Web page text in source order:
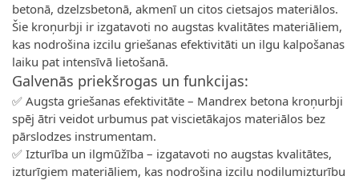
betonā, dzelzsbetonā, akmenī un citos cietsajos materiālos.
Šie kroņurbji ir izgatavoti no augstas kvalitātes materiāliem,
kas nodrošina izcilu griešanas efektivitāti un ilgu kalpošanas
laiku pat intensīvā lietošanā.
Galvenās priekšrogas un funkcijas:
✅ Augsta griešanas efektivitāte – Mandrex betona kroņurbji
spēj ātri veidot urbumus pat viscietākajos materiālos bez
pārslodzes instrumentam.
✅ Izturība un ilgmūžība – izgatavoti no augstas kvalitātes,
izturīgiem materiāliem, kas nodrošina izcilu nodilumizturību